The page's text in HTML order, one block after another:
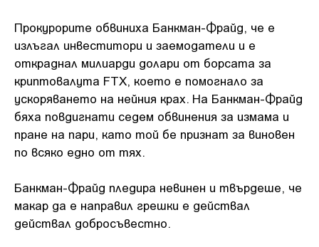
Прокурорите обвиниха Банкман-Фрайд, че е
излъгал инвеститори и заемодатели и е
откраднал милиарди долари от борсата за
криптовалута FTX, което е помогнало за
ускоряването на нейния крах. На Банкман-Фрайд
бяха повдигнати седем обвинения за измама и
пране на пари, като той бе признат за виновен
по всяко едно от тях.
Банкман-Фрайд пледира невинен и твърдеше, че
макар да е направил грешки е действал
действал добросъвестно.